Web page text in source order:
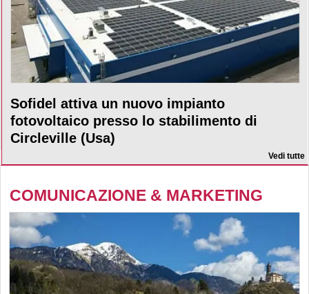
Sofidel attiva un nuovo impianto
fotovoltaico presso lo stabilimento di
Circleville (Usa)
Vedi tutte
COMUNICAZIONE & MARKETING